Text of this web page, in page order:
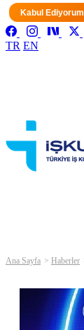
Kabul Ediyorum
TR EN
Ana Sayfa Haberler